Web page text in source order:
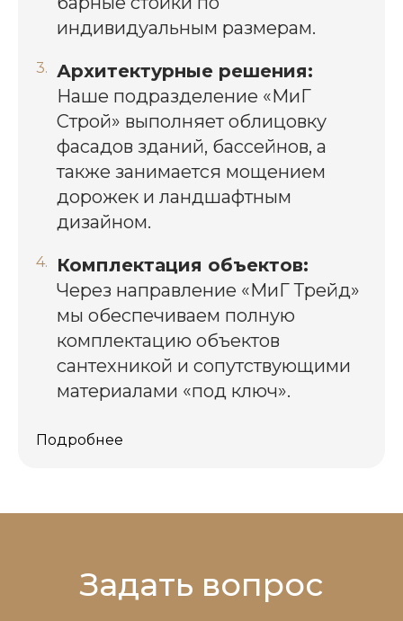
индивидуальным размерам.
Архитектурные решения:
Наше подразделение «МиГ
Строй» выполняет облицовку
фасадов зданий, бассейнов, а
также занимается мощением
дорожек и ландшафтным
дизайном.
Комплектация объектов:
Через направление «МиГ Трейд»
мы обеспечиваем полную
комплектацию объектов
сантехникой и сопутствующими
материалами «под ключ».
Подробнее
Задать вопрос